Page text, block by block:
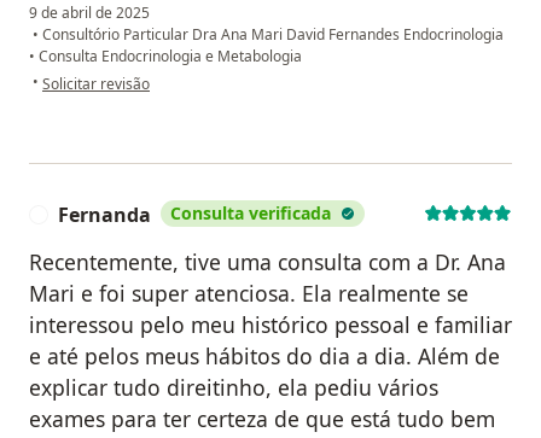
9 de abril de 2025
• Consultório Particular Dra Ana Mari David Fernandes Endocrinologia
• Consulta Endocrinologia e Metabologia
• na opinião do utilizador B.E.M
Solicitar revisão
Fernanda Consulta verificada
Recentemente, tive uma consulta com a Dr. Ana
Mari e foi super atenciosa. Ela realmente se
interessou pelo meu histórico pessoal e familiar
e até pelos meus hábitos do dia a dia. Além de
explicar tudo direitinho, ela pediu vários
exames para ter certeza de que está tudo bem